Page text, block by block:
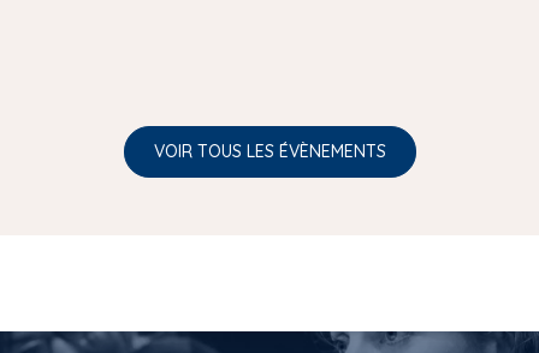
VOIR TOUS LES ÉVÈNEMENTS